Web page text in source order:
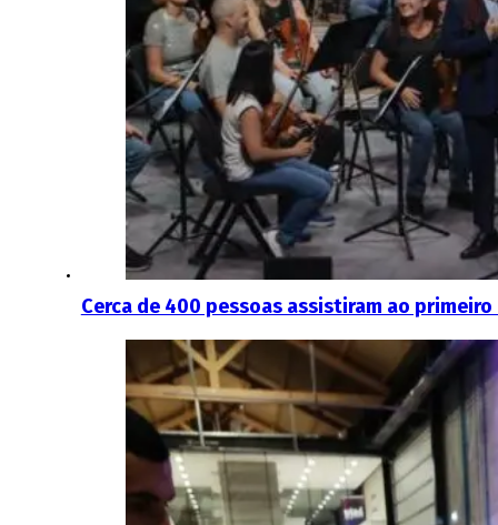
Cerca de 400 pessoas assistiram ao